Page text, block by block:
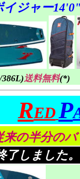
イジャー
386L)送料無料(*)
REDP
来の半分の
了しました